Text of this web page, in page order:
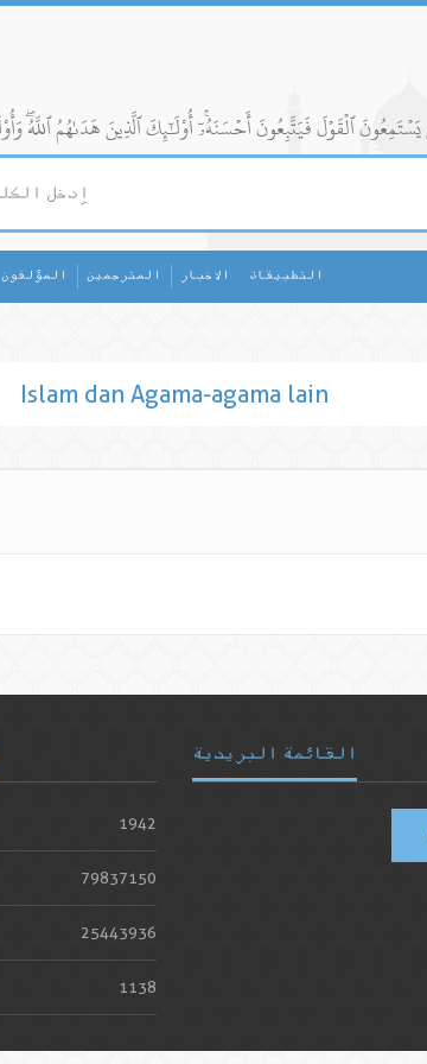
المؤلفون المترجمين الاخبار التطبيقات
Islam dan Agama-agama lain
1942
79837150
25443936
1138
القائمة البريدية